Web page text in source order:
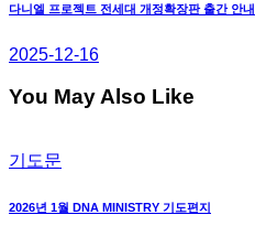
다니엘 프로젝트 전세대 개정확장판 출간 안내
2025-12-16
You May Also Like
기도문
2026년 1월 DNA MINISTRY 기도편지